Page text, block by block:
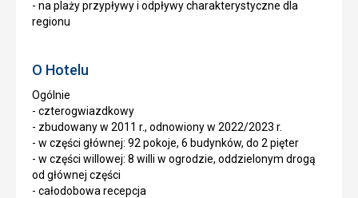
- na plaży przypływy i odpływy charakterystyczne dla
regionu
O Hotelu
Ogólnie
- czterogwiazdkowy
- zbudowany w 2011 r., odnowiony w 2022/2023 r.
- w części głównej: 92 pokoje, 6 budynków, do 2 pięter
- w części willowej: 8 willi w ogrodzie, oddzielonym drogą
od głównej części
- całodobowa recepcja